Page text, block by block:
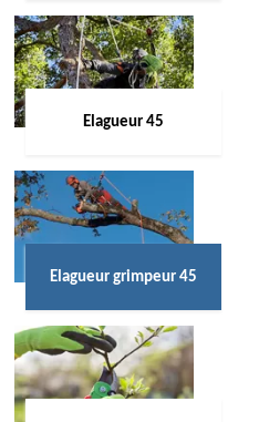
Elagueur 45
Elagueur grimpeur 45